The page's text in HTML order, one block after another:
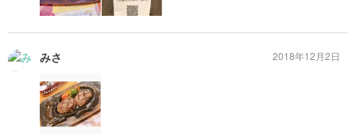
みさ 2018年12月2日